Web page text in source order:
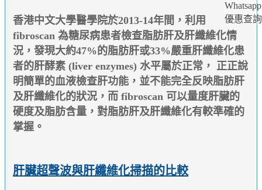
Whatsapp
優惠查詢
香港中文大學醫學院於2013-14年間，利用
fibroscan 為糖尿病患者檢查脂肪肝及肝纖維化情
況，發現大約47%的脂肪肝或33%嚴重肝纖維化患
者的肝酵素 (liver enzymes) 水平屬於正常， 正正說
明簡單的血液檢查肝功能，並不能完全反映脂肪肝
及肝纖維化的狀況，而 fibroscan 可以量度肝臟的
硬度及脂肪含量，對脂肪肝及肝纖維化有較準確的
掌握。
肝臟超聲波與肝纖維化掃描的比較